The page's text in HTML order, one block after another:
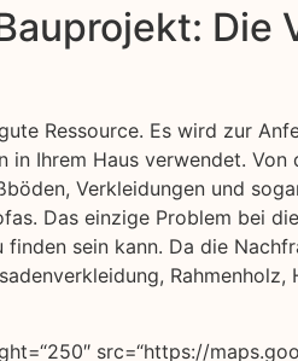
Die
Ressource. Es wird zur
in Ihrem Haus verwendet. Von
Verkleidungen und
Das einzige Problem bei
sein kann. Da die
Rahmenholz,
src=“https://